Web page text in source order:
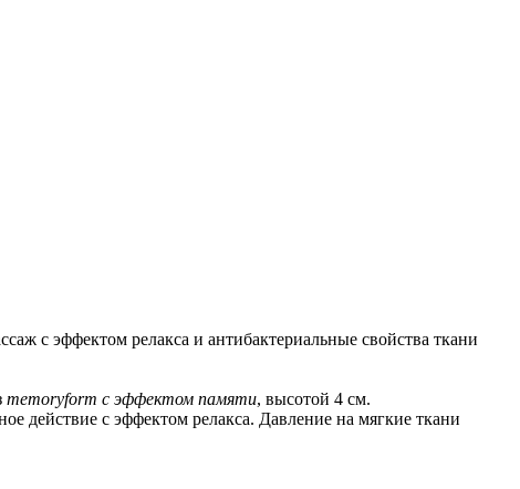
с эффектом релакса и антибактериальные свойства ткани
memoryform с эффектом памяти, высотой 4 см.
действие с эффектом релакса. Давление на мягкие ткани